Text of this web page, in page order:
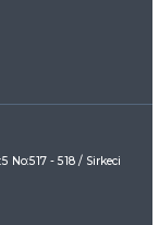
No:517 - 518 / Sirkeci